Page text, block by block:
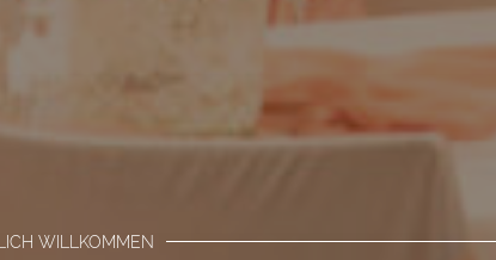
WILLKOMMEN